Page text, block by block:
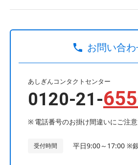
お問い合
あしぎんコンタクトセンター
0120-21-
電話番号のお掛け間違いにご注意
受付時間 平日9:00～17:00 ※